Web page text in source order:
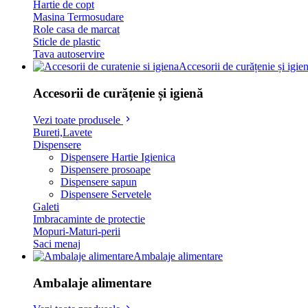
Hartie de copt
Masina Termosudare
Role casa de marcat
Sticle de plastic
Tava autoservire
Accesorii de curățenie și
Accesorii de curățenie și igienă
Vezi toate produsele
Bureti,Lavete
Dispensere
Dispensere Hartie Igienica
Dispensere prosoape
Dispensere sapun
Dispensere Servetele
Galeti
Imbracaminte de protectie
Mopuri-Maturi-perii
Saci menaj
Ambalaje alimentare
Ambalaje alimentare